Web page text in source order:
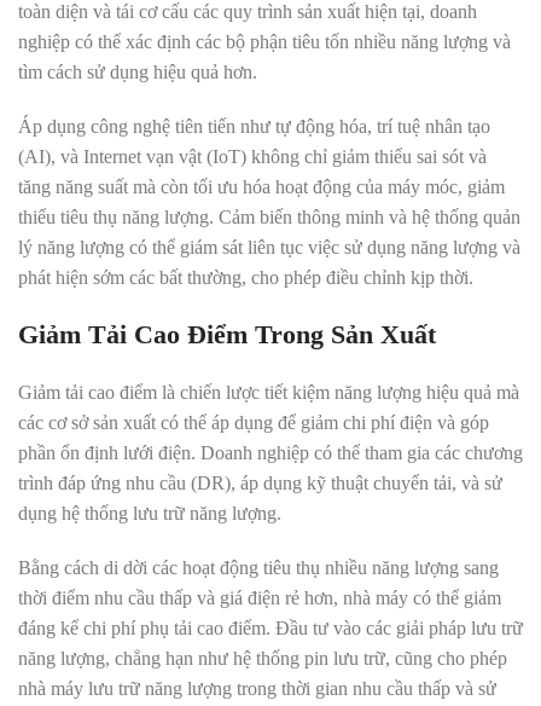
toàn diện và tái cơ cấu các quy trình sản xuất hiện tại, doanh
nghiệp có thể xác định các bộ phận tiêu tốn nhiều năng lượng và
tìm cách sử dụng hiệu quả hơn.
Áp dụng công nghệ tiên tiến như tự động hóa, trí tuệ nhân tạo
(AI), và Internet vạn vật (IoT) không chỉ giảm thiểu sai sót và
tăng năng suất mà còn tối ưu hóa hoạt động của máy móc, giảm
thiểu tiêu thụ năng lượng. Cảm biến thông minh và hệ thống quản
lý năng lượng có thể giám sát liên tục việc sử dụng năng lượng và
phát hiện sớm các bất thường, cho phép điều chỉnh kịp thời.
Giảm Tải Cao Điểm Trong Sản Xuất
Giảm tải cao điểm là chiến lược tiết kiệm năng lượng hiệu quả mà
các cơ sở sản xuất có thể áp dụng để giảm chi phí điện và góp
phần ổn định lưới điện. Doanh nghiệp có thể tham gia các chương
trình đáp ứng nhu cầu (DR), áp dụng kỹ thuật chuyển tải, và sử
dụng hệ thống lưu trữ năng lượng.
Bằng cách di dời các hoạt động tiêu thụ nhiều năng lượng sang
thời điểm nhu cầu thấp và giá điện rẻ hơn, nhà máy có thể giảm
đáng kể chi phí phụ tải cao điểm. Đầu tư vào các giải pháp lưu trữ
năng lượng, chẳng hạn như hệ thống pin lưu trữ, cũng cho phép
nhà máy lưu trữ năng lượng trong thời gian nhu cầu thấp và sử